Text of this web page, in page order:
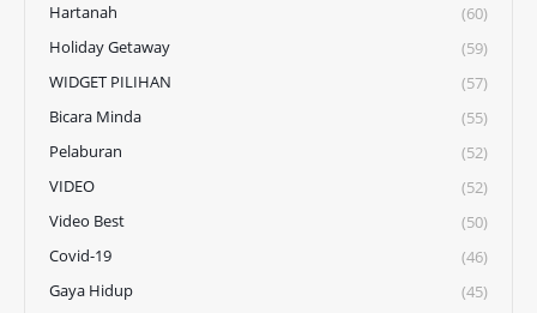
Hartanah
(60)
Holiday Getaway
(59)
WIDGET PILIHAN
(57)
Bicara Minda
(55)
Pelaburan
(52)
VIDEO
(52)
Video Best
(50)
Covid-19
(46)
Gaya Hidup
(45)